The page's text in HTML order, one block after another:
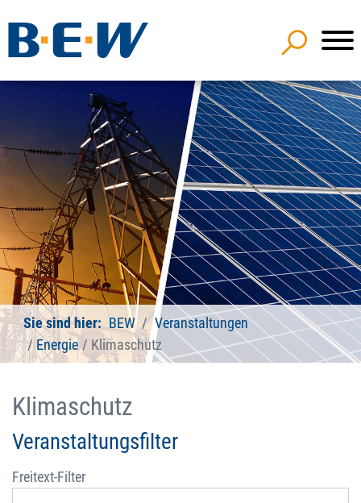
Sie sind hier: BEW
Veranstaltungen
Energie
Klimaschutz
Klimaschutz
Veranstaltungsfilter
Freitext-Filter